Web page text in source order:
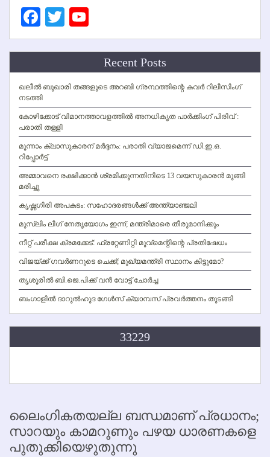
Facebook
Twitter
Channel
Recent Posts
ഖലീല്‍ ബുഖാരി തങ്ങളുടെ അറബി ഗ്രന്ഥത്തിന്റെ കവര്‍ റിലീസിംഗ്
നടത്തി
കോഴിക്കോട് വിമാനത്താവളത്തില്‍ അനധികൃത പാര്‍ക്കിംഗ് പിരിവ് :
പരാതി തള്ളി
മൂന്നാം ക്ലാസുകാരന് മര്‍ദ്ദനം: പരാതി വ്യാജമെന്ന് ഡി.ഇ.ഒ.
റിപ്പോര്‍ട്ട്
അമ്മാവനെ രക്ഷിക്കാന്‍ ശ്രമിക്കുന്നതിനിടെ 13 വയസുകാരന്‍ മുങ്ങി
മരിച്ചു
കൃഷ്ണഗിരി അപകടം: സഹോദരങ്ങള്‍ക്ക് അന്ത്യാഞ്ജലി
മുസ്ലിം ലീഗ് നേതൃയോഗം ഇന്ന്; മന്ത്രിമാരെ തീരുമാനിക്കും
നീറ്റ് പരീക്ഷ ക്രമക്കേട്: ഫ്രറ്റേണിറ്റി മൂവ്‌മെന്റിന്റെ പ്രതിഷേധം
വിജയ്ക്ക് ഗവര്‍ണറുടെ ചെക്ക്; മുഖ്യമന്ത്രി സ്ഥാനം കിട്ടുമോ?
തൃശൂരില്‍ ബി.ജെ.പിക്ക് വന്‍ വോട്ട് ചോര്‍ച്ച
ബംഗാളില്‍ ദാറുല്‍ഹുദ ഗേള്‍സ് ക്യാമ്പസ് പ്രവര്‍ത്തനം തുടങ്ങി
33229
ലൈംഗികതയല്ല ബന്ധമാണ് പ്രധാനം;
സാറയും കാമറൂണും പഴയ ധാരണകളെ
പുതുക്കിയെഴുതുന്നു